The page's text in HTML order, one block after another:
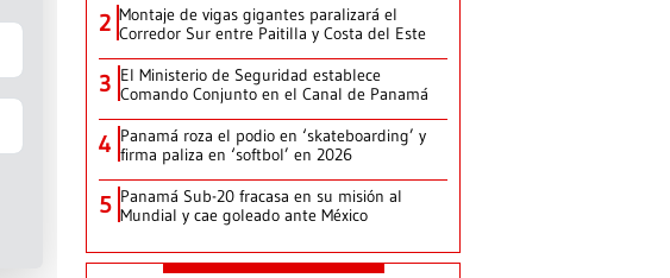
2 Montaje de vigas gigantes paralizará el
Corredor Sur entre Paitilla y Costa del Este
3 El Ministerio de Seguridad establece
Comando Conjunto en el Canal de Panamá
4 Panamá roza el podio en ‘skateboarding’ y
firma paliza en ‘softbol’ en 2026
5 Panamá Sub-20 fracasa en su misión al
Mundial y cae goleado ante México